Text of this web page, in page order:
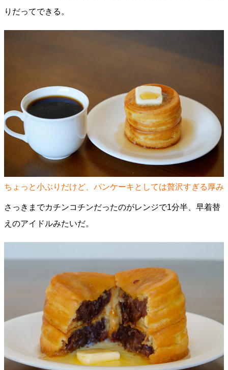
りだってできる。
ちょっと小ぶりだけど、パンケーキとしては贅沢すぎる厚み
さっきまでカチンコチンだったのがレンジで1分半、早着替
えのアイドルみたいだ。